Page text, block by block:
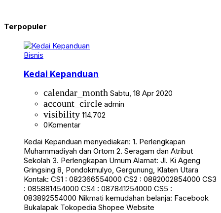
Terpopuler
Bisnis
Kedai Kepanduan
calendar_month Sabtu, 18 Apr 2020
account_circle admin
visibility 114.702
0Komentar
Kedai Kepanduan menyediakan: 1. Perlengkapan
Muhammadiyah dan Ortom 2. Seragam dan Atribut
Sekolah 3. Perlengkapan Umum Alamat: Jl. Ki Ageng
Gringsing 8, Pondokmulyo, Gergunung, Klaten Utara
Kontak: CS1 : 082366554000 CS2 : 0882002854000 CS3
: 085881454000 CS4 : 087841254000 CS5 :
083892554000 Nikmati kemudahan belanja: Facebook
Bukalapak Tokopedia Shopee Website